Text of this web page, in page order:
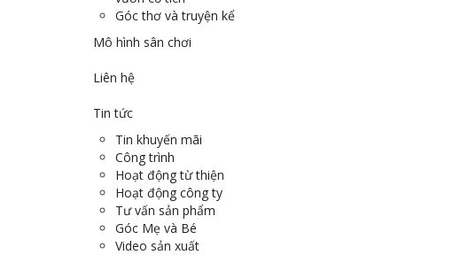
Góc thơ và truyện kể
Mô hình sân chơi
Liên hệ
Tin tức
Tin khuyến mãi
Công trình
Hoạt động từ thiện
Hoạt động công ty
Tư vấn sản phẩm
Góc Mẹ và Bé
Video sản xuất